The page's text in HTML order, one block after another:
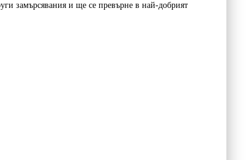
замърсявания и ще се превърне в най-добрият